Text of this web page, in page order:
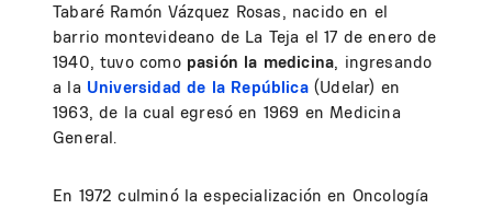
Tabaré Ramón Vázquez Rosas, nacido en el
barrio montevideano de La Teja el 17 de enero de
1940, tuvo como pasión la medicina, ingresando
a la Universidad de la República(Udelar) en
1963, de la cual egresó en 1969 en Medicina
General.
En 1972 culminó la especialización en Oncología